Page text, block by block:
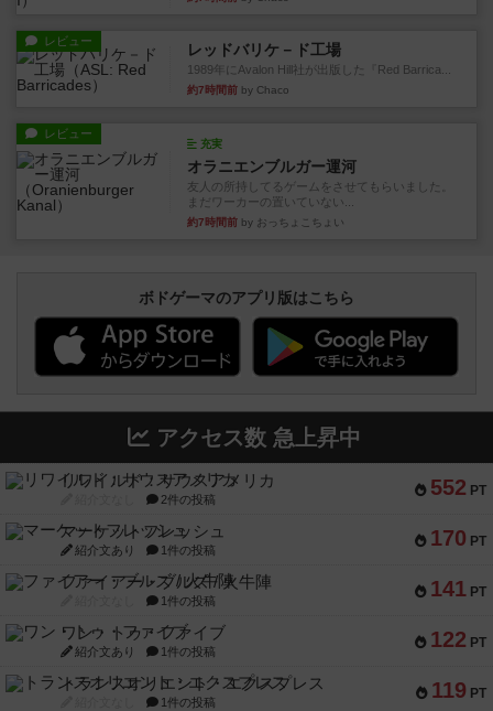
レビュー レッドバリケ－ド工場
1989年にAvalon Hill社が出版した『Red Barrica...
約7時間前 by Chaco
レビュー
充実
オラニエンブルガー運河
友人の所持してるゲームをさせてもらいました。
まだワーカーの置いていない...
約7時間前 by おっちょこちょい
ボドゲーマのアプリ版はこちら
アクセス数 急上昇中
552 PT
リワイルド：サウスアメリカ
2件の投稿
170 PT
マーケットフレッシュ
紹介文あり 1件の投稿
141 PT
ファイアー・ブルズ / 火牛陣
1件の投稿
122 PT
ワン・トゥ・ファイブ
紹介文あり 1件の投稿
119 PT
トランスオリエント・エクスプレス
1件の投稿